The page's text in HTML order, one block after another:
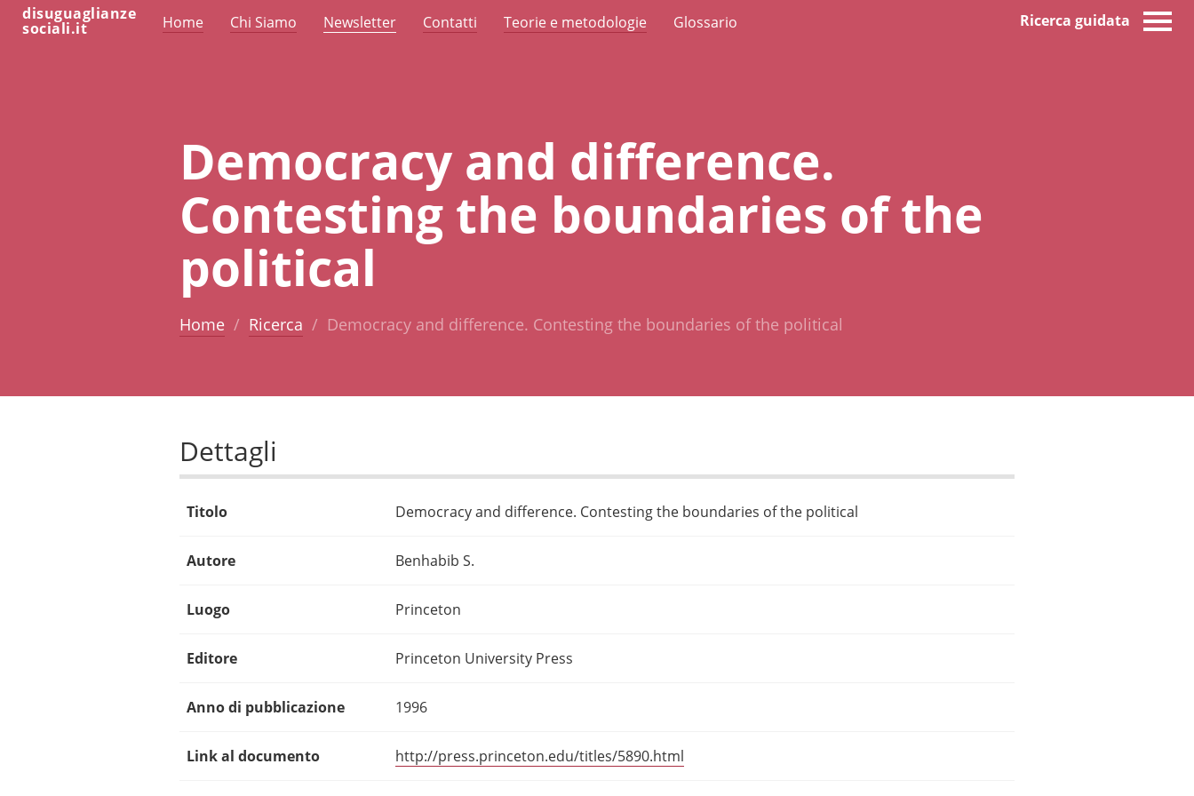
disuguaglianze
sociali.it Home Chi Siamo Newsletter Contatti Teorie e metodologie Glossario Ricerca guidata
Democracy and difference.
Contesting the boundaries of the
political
Home Ricerca Democracy and difference. Contesting the boundaries of the political
Dettagli
Titolo Democracy and difference. Contesting the boundaries of the political
Autore Benhabib S.
Luogo Princeton
Editore Princeton University Press
Anno di pubblicazione 1996
Link al documento http://press.princeton.edu/titles/5890.html